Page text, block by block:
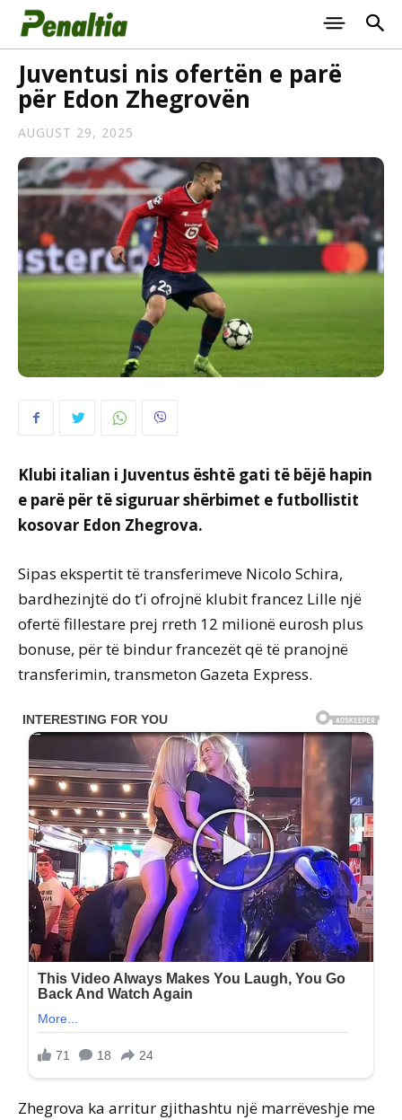
Juventusi nis ofertën e parë
për Edon Zhegrovën
AUGUST 29, 2025
Klubi italian i Juventus është gati të bëjë hapin
e parë për të siguruar shërbimet e futbollistit
kosovar Edon Zhegrova.
Sipas ekspertit të transferimeve Nicolo Schira,
bardhezinjtë do t’i ofrojnë klubit francez Lille një
ofertë fillestare prej rreth 12 milionë eurosh plus
bonuse, për të bindur francezët që të pranojnë
transferimin, transmeton Gazeta Express.
Zhegrova ka arritur gjithashtu një marrëveshje me